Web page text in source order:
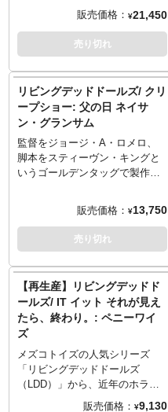
っかりザ・物騒。
ド、ダフネ＆シャギーの「ミス
テリー社」メンバーの計4体のセ
ットで、各キャラに付属するパ
コット「スクービー・ドゥー」
が完成！
ゥーンで『ビー・クール スクー
ビー・ドゥー！』、実写映画も
展開するこの人気作を、メズコ
トイズが「リビングデッドドー
いいLDDデザインへの落とし込
みにより、ちょっぴりオールド
感漂う雰囲気に。数々のミステ
リーを解き明かしていくストー
リーなのに、自分たちが「生き
る屍（リビングデッド）」にな
るパーツを組み合わせることで
マスコット「スクービー・ドゥ
ー」が完成します。こちらはこ
必需品」ヴェルマと、「ちょっ
とナルシストの気もあるけどナ
イスガイ」フレッドの2体セット
です。
販売価格： ¥21,450
売り切れ
リビングデッドドールズ/ クリ
ープショー: 父の日 ネイサ
ン・グランサム
監督をジョージ・A・ロメロ、
脚本をスティーヴン・キングと
いうゴールデンタッグで製作さ
ニバス映画『クリープショ
ー』。現在もカルト的人気があ
るこの映画のオムニバス第1話
「父の日」より、強欲お父さん
ム」がLDD化です。メズコのリ
ビングデッドドールズシリーズ
ならではのドールフォーマット
で、お墓からよみがえったネイ
サンをドール化。ただ「ケーキ
が食べたい」一心で、ゾンビに
なりながら。ボロボロになった
布製スーツは、7年間、地中に埋
販売価格： ¥13,750
売り切れ
【再生産】リビングデッドド
ールズ/ IT イット それが見え
たら、終わり。: ペニーワイ
ズ
メズコトイズの人気シリーズ
「リビングデッドドールズ
（LDD）」から、近年のホラー
映画の中で頭ひとつ抜けた興行
販売価格： ¥9,130